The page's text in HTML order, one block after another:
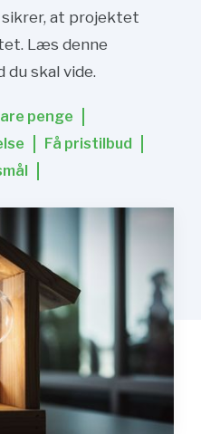
sikrer, at projektet
Læs denne
skal vide.
penge
Få pristilbud